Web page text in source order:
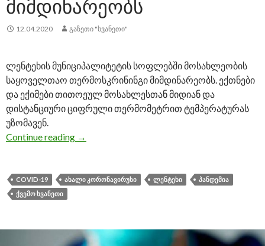
ᲛᲘᲛᲓᲘᲜᲐᲠᲔᲝᲑᲡ
12.04.2020 ᲒᲐᲖᲔᲗᲘ "ᲡᲕᲐᲜᲔᲗᲘ"
ლენტეხის მუნიციპალიტეტის სოფლებში მოსახლეობის
საყოველთაო თერმოსკრინინგი მიმდინარეობს. ექთნები
და ექიმები თითოეულ მოსახლესთან მიდიან და
დისტანციური ციფრული თერმომეტრით ტემპერატურას
უზომავენ.
Continue reading ლენტეხის სოფლებში თერმოსკრინინგი
→
COVID-19 ᲐᲮᲐᲚᲘ ᲙᲝᲠᲝᲜᲐᲕᲘᲠᲣᲡᲘ ᲚᲔᲜᲢᲔᲮᲘ
ᲞᲐᲜᲓᲔᲛᲘᲐ
ᲥᲕᲔᲛᲝ ᲡᲕᲐᲜᲔᲗᲘ